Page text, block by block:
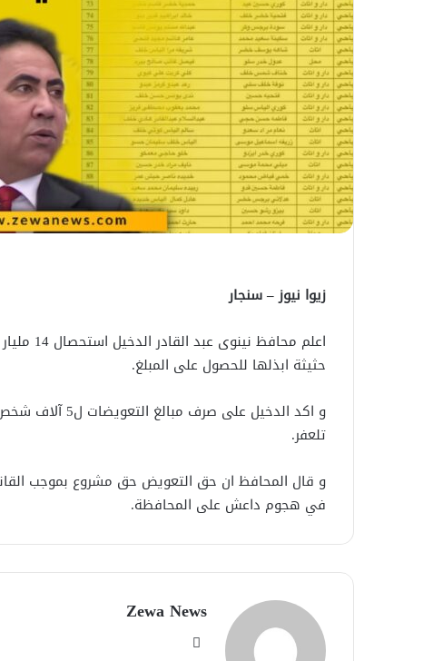
زيوا نيوز – سنجار
اعلم
حثيثة ابذلها للحصول على المبلغ.
و اكد الدخيل
تلعفر.
و قال المحافظ ان حق التعويض حق مشروع بموجب
في هجوم داعش على المحافظة.
Zewa News